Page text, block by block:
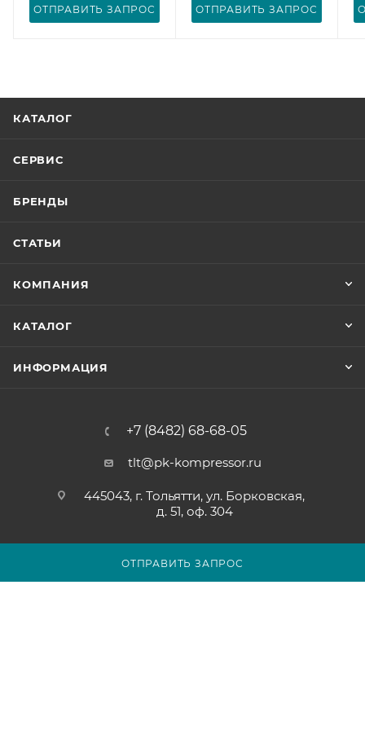
ОТПРАВИТЬ ЗАПРОС
ОТПРАВИТЬ ЗАПРОС ОТПРАВИТЬ ЗАПРОС
КАТАЛОГ
СЕРВИС
БРЕНДЫ
СТАТЬИ
КОМПАНИЯ
КАТАЛОГ
ИНФОРМАЦИЯ
+7 (8482) 68-68-05
tlt@pk-kompressor.ru
445043, г. Тольятти, ул. Борковская,
д. 51, оф. 304